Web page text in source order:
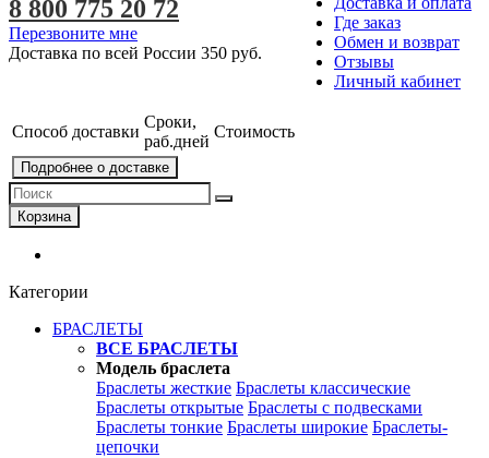
Где заказ
Обмен и возврат
Отзывы
Личный кабинет
8 800 775 20 72
Перезвоните мне
Доставка по всей России 350 руб.
Способ доставки
Сроки,
раб.дней
Стоимость
Подробнее о доставке
Корзина
Категории
БРАСЛЕТЫ
ВСЕ БРАСЛЕТЫ
Модель браслета
Браслеты жесткие Браслеты классические
Браслеты открытые Браслеты с подвесками
Браслеты тонкие Браслеты широкие Браслеты-
цепочки